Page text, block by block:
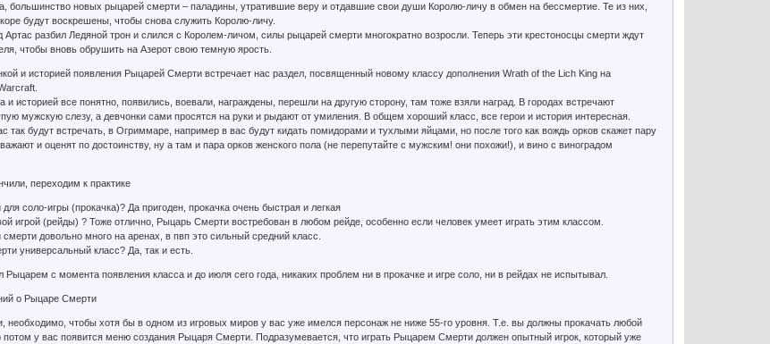
большинство новых рыцарей смерти – паладины, утратившие веру и отдавшие свои души Королю-личу в обмен на бессмертие. Те из них,
будут воскрешены, чтобы снова служить Королю-личу.
Артас разбил Ледяной трон и слился с Королем-личом, силы рыцарей смерти многократно возросли. Теперь эти крестоносцы смерти ждут
чтобы вновь обрушить на Азерот свою темную ярость.
и историей появления Рыцарей Смерти встречает нас раздел, посвященный новому классу дополнения Wrath of the Lich King на
и историей все понятно, появились, воевали, награждены, перешли на другую сторону, там тоже взяли наград. В городах встречают
мужскую слезу, а девчонки сами просятся на руки и рыдают от умиления. В общем хороший класс, все герои и история интересная.
так будут встречать, в Огриммаре, например в вас будут кидать помидорами и тухлыми яйцами, но после того как вождь орков скажет пару
и оценят по достоинству, ну а там и пара орков женского пола (не перепутайте с мужским! они похожи!), и вино с виноградом
переходим к практике
соло-игры (прокачка)? Да пригоден, прокачка очень быстрая и легкая
игрой (рейды) ? Тоже отлично, Рыцарь Смерти востребован в любом рейде, особенно если человек умеет играть этим классом.
довольно много на аренах, в пвп это сильный средний класс.
универсальный класс? Да, так и есть.
Рыцарем с момента появления класса и до июля сего года, никаких проблем ни в прокачке и игре соло, ни в рейдах не испытывал.
о Рыцаре Смерти
необходимо, чтобы хотя бы в одном из игровых миров у вас уже имелся персонаж не ниже 55-го уровня. Т.е. вы должны прокачать любой
потом у вас появится меню создания Рыцаря Смерти. Подразумевается, что играть Рыцарем Смерти должен опытный игрок, который уже